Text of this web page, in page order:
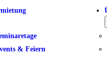
& Feiern